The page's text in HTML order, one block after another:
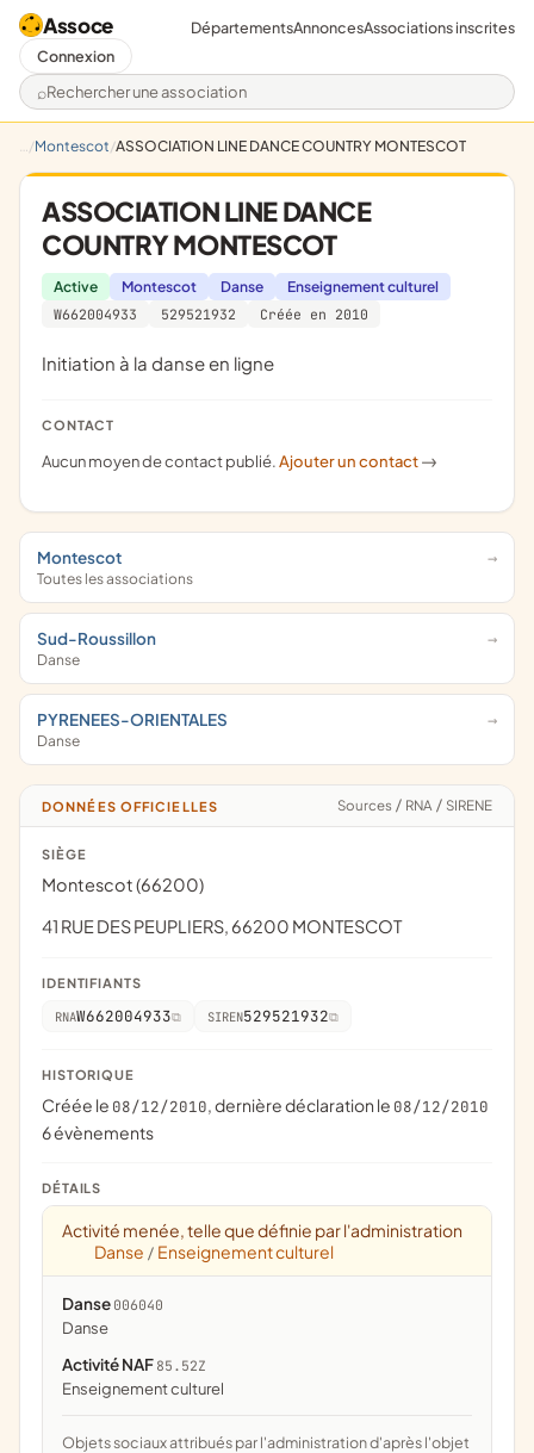
Assoce
Rechercher une association
DépartementsAnnoncesAssociations inscrites
Connexion
Montescot ASSOCIATION LINE DANCE COUNTRY MONTESCOT
ASSOCIATION LINE DANCE
COUNTRY MONTESCOT
Active Montescot Danse
Enseignement culturel
W662004933
529521932 Créée en 2010
initiation à la danse en ligne
CONTACT
Aucun moyen de contact publié.Ajouter un contact ->
Montescot
Toutes les associations
Sud-Roussillon
Danse
PYRENEES-ORIENTALES
Danse
DONNÉES OFFICIELLES Sources / RNA / SIRENE
SIÈGE
Montescot (66200)
41 RUE DES PEUPLIERS, 66200 MONTESCOT
IDENTIFIANTS
RNAW662004933 SIREN529521932
HISTORIQUE
Créée le 08/12/2010, dernière déclaration le 08/12/2010
6 évènements
DÉTAILS
Activité menée, telle que définie par l'administration
Danse / Enseignement culturel
Danse 006040
danse
Activité NAF 85.52Z
Enseignement culturel
Objets sociaux attribués par l'administration d'après l'objet